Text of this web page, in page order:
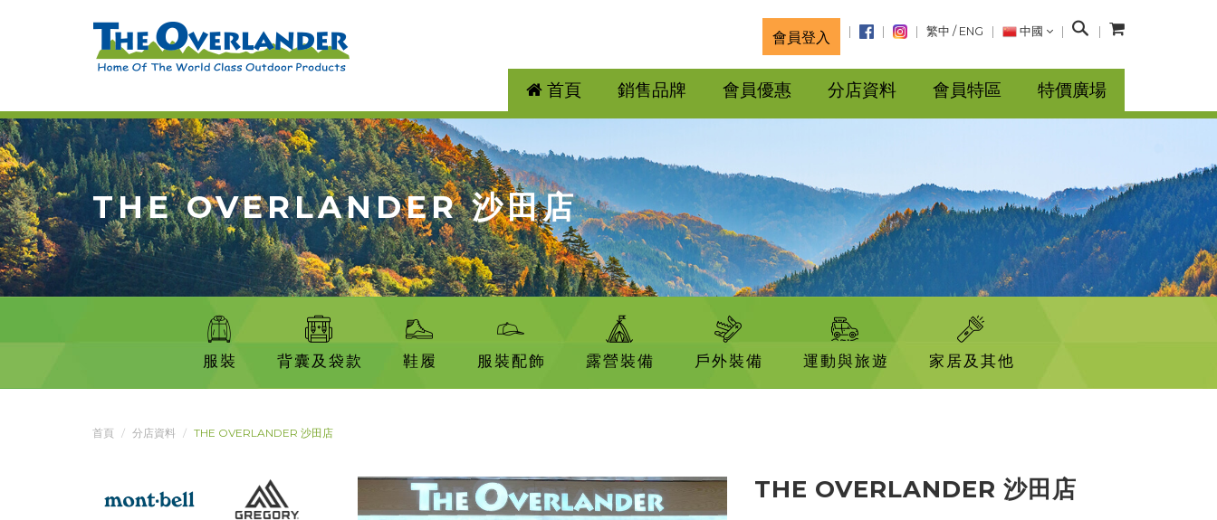
會員登入 繁中 / ENG 中國
搜
首頁 銷售品牌 會員優惠 分店資料 會員特區 特價廣場
THE OVERLANDER 沙田店
服裝 背囊及袋款 鞋履 服裝配飾 露營裝備 戶外裝備 運動與旅遊 家居及其他
首頁 分店資料 THE OVERLANDER 沙田店
THE OVERLANDER 沙田店